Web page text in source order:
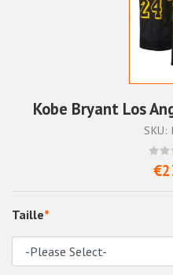
Kobe Bryant Los
SKU:
Taille*